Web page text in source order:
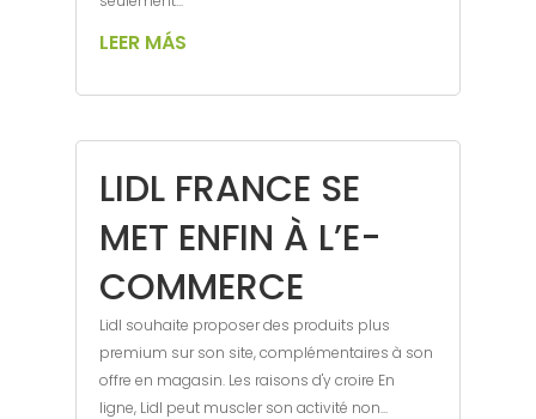
LEER MÁS
LIDL FRANCE SE
MET ENFIN À L’E-
COMMERCE
Lidl souhaite proposer des produits plus
premium sur son site, complémentaires à son
offre en magasin. Les raisons d'y croire En
ligne, Lidl peut muscler son activité non...